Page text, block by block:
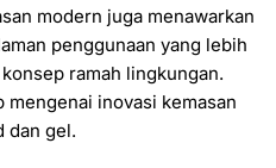
modern juga menawarkan
penggunaan yang lebih
ramah lingkungan.
mengenai inovasi kemasan
dan gel.